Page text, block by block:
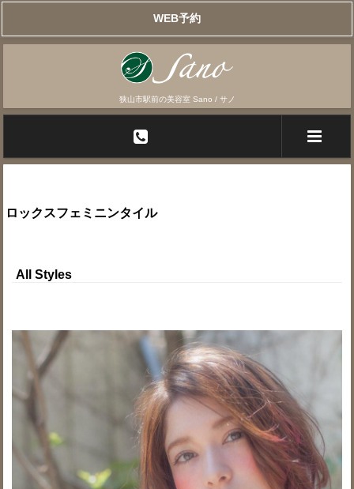
狭山市駅前の美容室 Sano / サノ
ロックスフェミニンタイル
All Styles
WEB予約